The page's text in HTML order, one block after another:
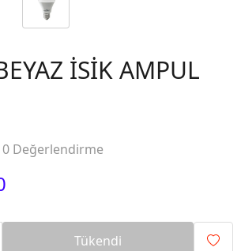
İSİK AMPUL
0 Değerlendirme
Tükendi